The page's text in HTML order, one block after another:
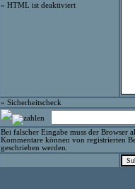
» HTML ist deaktiviert
» Sicherheitscheck
Bei falscher Eingabe muss der Browser
Kommentare können von registrierten
geschrieben werden.